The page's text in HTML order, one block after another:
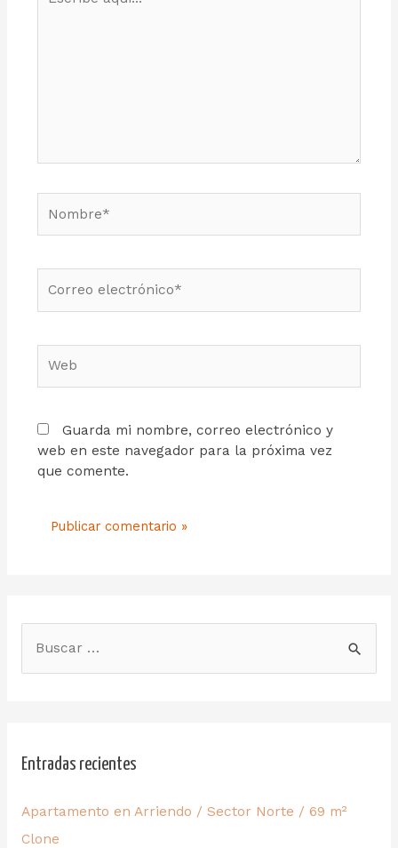
Guarda mi nombre, correo electrónico y
web en este navegador para la próxima vez
que comente.
Entradas recientes
Apartamento en Arriendo / Sector Norte / 69 m²
Clone